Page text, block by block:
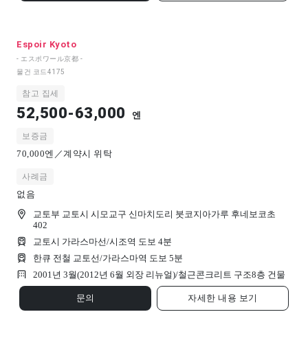
Espoir Kyoto
- エスポワール京都 -
물건 코드 4175
참고 집세
52,500-63,000 엔
보증금
70,000엔／계약시 위탁
사례금
없음
교토부 교토시 시모교구 신마치도리 붓코지아가루 후네보코초
402
교토시 가라스마선/시조역 도보 4분
한큐 전철 교토선/가라스마역 도보 5분
2001년 3월(2012년 6월 외장 리뉴얼)/철근콘크리트 구조8층 건물
문의 자세한 내용 보기